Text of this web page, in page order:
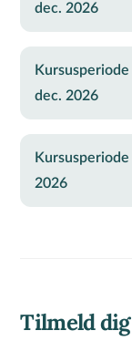
dec. 2026
dec. 2026
2026
Tilmeld dig